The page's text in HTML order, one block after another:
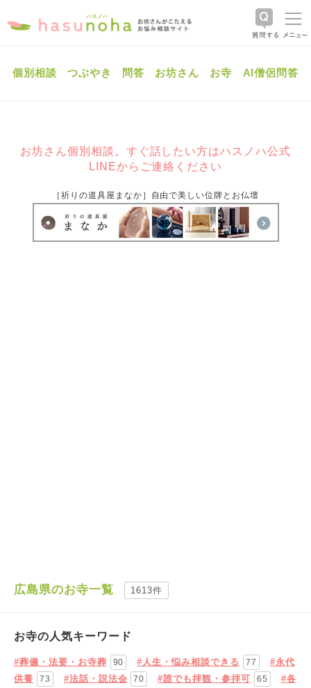
個別相談 つぶやき 問答 お坊さん お寺 AI僧侶問答
お坊さん個別相談。すぐ話したい方はハスノハ公式
LINEからご連絡ください
［祈りの道具屋まなか］自由で美しい位牌とお仏壇
広島県のお寺一覧 1613件
お寺の人気キーワード
#葬儀・法要・お寺葬 90 #人生・悩み相談できる 77
#永代
供養
73 #法話・説法会 70 #誰でも拝観・参拝可 65
#各